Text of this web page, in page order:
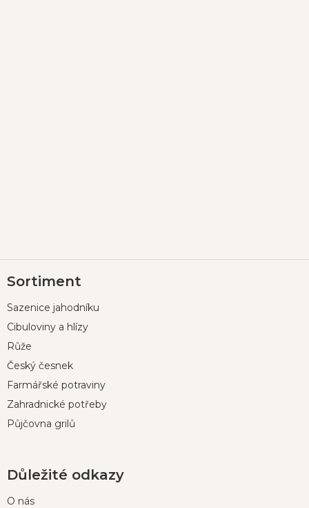
á
a
Sortiment
Sazenice jahodníku
Cibuloviny a hlízy
Růže
Český česnek
Farmářské potraviny
Zahradnické potřeby
Půjčovna grilů
Důležité odkazy
O nás